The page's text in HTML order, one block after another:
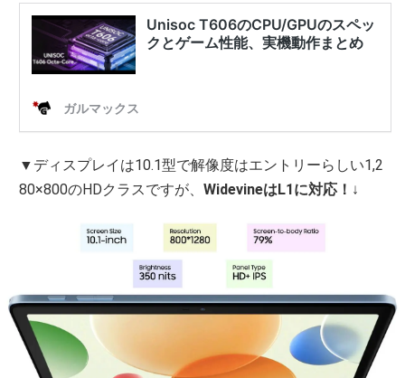
▼ディスプレイは10.1型で解像度はエントリーらしい1,2
80×800のHDクラスですが、WidevineはL1に対応！ ↓